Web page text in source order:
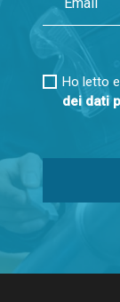
Ho letto
dei dati